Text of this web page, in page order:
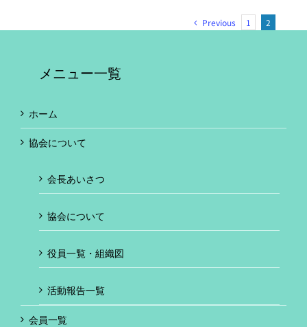
Previous 1 2
メニュー一覧
ホーム
協会について
会長あいさつ
協会について
役員一覧・組織図
活動報告一覧
会員一覧